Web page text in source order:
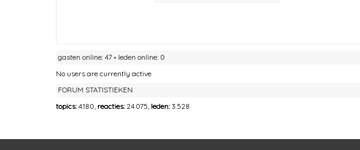
gasten online: 47 ▪︎ leden online: 0
No users are currently active
FORUM STATISTIEKEN
topics: 4.180, reacties: 24.075, leden: 3.528